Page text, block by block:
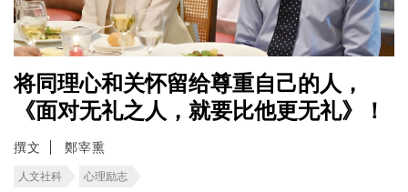
将同理心和关怀留给尊重自己的人，
《面对无礼之人，就要比他更无礼》！
撰文 鄭宰熏
人文社科 心理励志